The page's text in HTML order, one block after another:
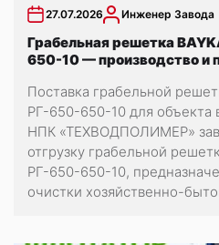
27.07.2026 Инженер Завода
Грабельная решетка
650-10 — производство и
Поставка грабельной
РГ-650-650-10 для
НПК «ТЕХВОДПОЛИМЕР»
отгрузку грабельной
РГ-650-650-10,
очистки хозяйственно-